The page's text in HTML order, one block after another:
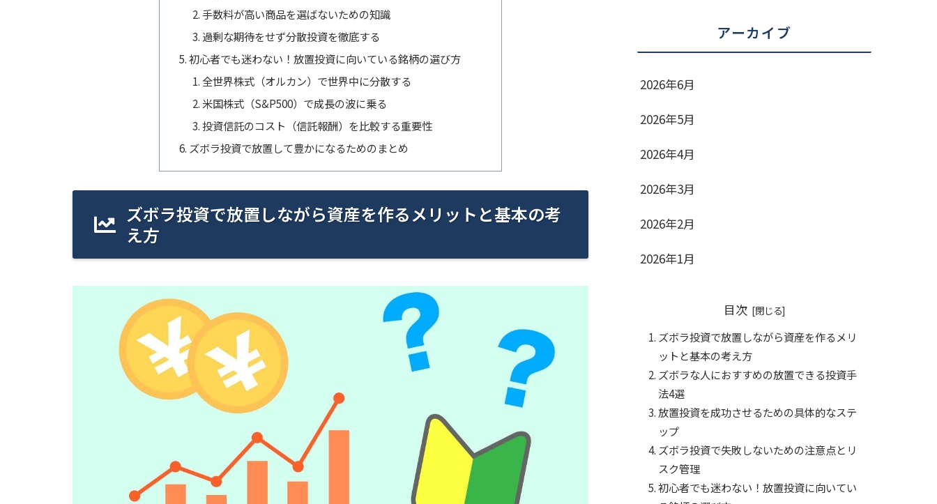
手数料が高い商品を選ばないための知識
過剰な期待をせず分散投資を徹底する
初心者でも迷わない！放置投資に向いている銘柄の選び方
全世界株式（オルカン）で世界中に分散する
米国株式（S&P500）で成長の波に乗る
投資信託のコスト（信託報酬）を比較する重要性
ズボラ投資で放置して豊かになるためのまとめ
ズボラ投資で放置しながら資産を作るメリットと基本の考
え方
アーカイブ
2026年6月
2026年5月
2026年4月
2026年3月
2026年2月
2026年1月
目次
ズボラ投資で放置しながら資産を作るメリ
ットと基本の考え方
ズボラな人におすすめの放置できる投資手
法4選
放置投資を成功させるための具体的なステ
ップ
ズボラ投資で失敗しないための注意点とリ
スク管理
初心者でも迷わない！放置投資に向いてい